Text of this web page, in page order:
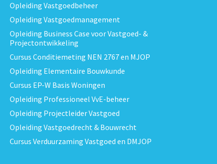
Opleiding Vastgoedbeheer
Opleiding Vastgoedmanagement
Opleiding Business Case voor Vastgoed- &
Projectontwikkeling
Cursus Conditiemeting NEN 2767 en MJOP
Opleiding Elementaire Bouwkunde
Cursus EP-W Basis Woningen
Opleiding Professioneel VvE-beheer
Opleiding Projectleider Vastgoed
Opleiding Vastgoedrecht & Bouwrecht
Cursus Verduurzaming Vastgoed en DMJOP